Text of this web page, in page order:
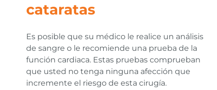
cataratas
Es posible que su médico le realice un análisis
de sangre o le recomiende una prueba de la
función cardiaca. Estas pruebas comprueban
que usted no tenga ninguna afección que
incremente el riesgo de esta cirugía.